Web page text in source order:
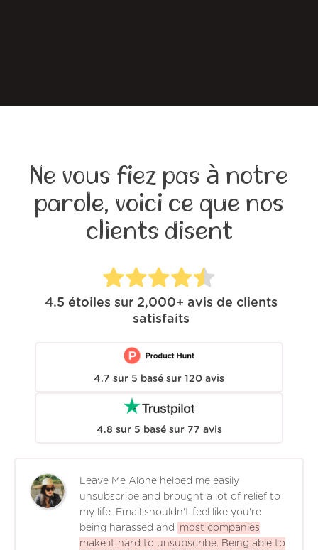
Ne vous fiez pas à notre
parole, voici ce que nos
clients disent
4.5 étoiles sur 2,000+ avis de clients
satisfaits
4.7 sur 5 basé sur 120 avis
4.8 sur 5 basé sur 77 avis
Leave Me Alone helped me easily
unsubscribe and brought a lot of relief to
my life. Email shouldn't feel like you're
being harassed and
most companies
make it hard to unsubscribe. Being able to